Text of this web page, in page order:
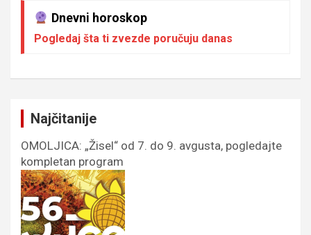
Dnevni horoskop
Pogledaj šta ti zvezde poručuju danas
Najčitanije
OMOLJICA: „Žisel“ od 7. do 9. avgusta, pogledajte
kompletan program